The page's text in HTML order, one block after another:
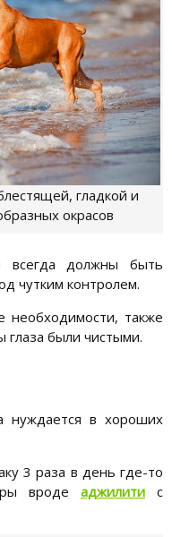
гладкой и
окрасов
должны быть
чутким контролем.
необходимости, также
были чистыми.
нуждается в хороших
3 раза в день где-то
вроде аджилити с